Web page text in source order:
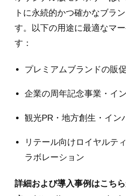
トに永続的かつ確かなブラ
す。以下の用途に最適なマ
す：
プレミアムブランドの販
企業の周年記念事業・イ
観光PR・地方創生・イン
リテール向けロイヤルテ
ラボレーション
詳細および導入事例はこち